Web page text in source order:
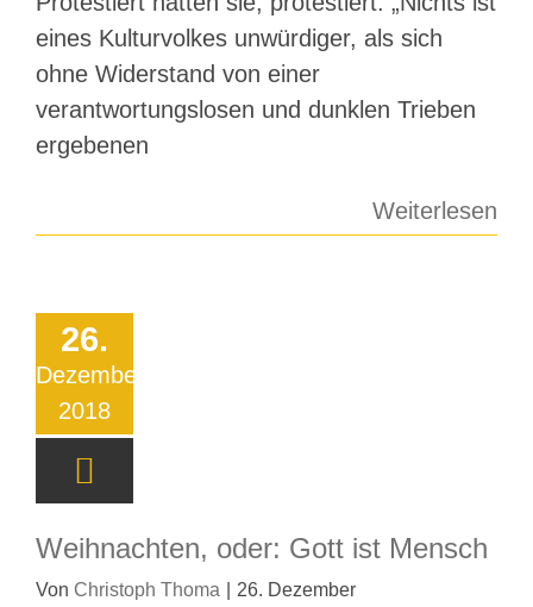
eines Kulturvolkes unwürdiger, als sich
ohne Widerstand von einer
verantwortungslosen und dunklen Trieben
ergebenen
Weiterlesen
26.
Dezember
2018
Weihnachten, oder: Gott ist Mensch
Von Christoph Thoma
26. Dezember